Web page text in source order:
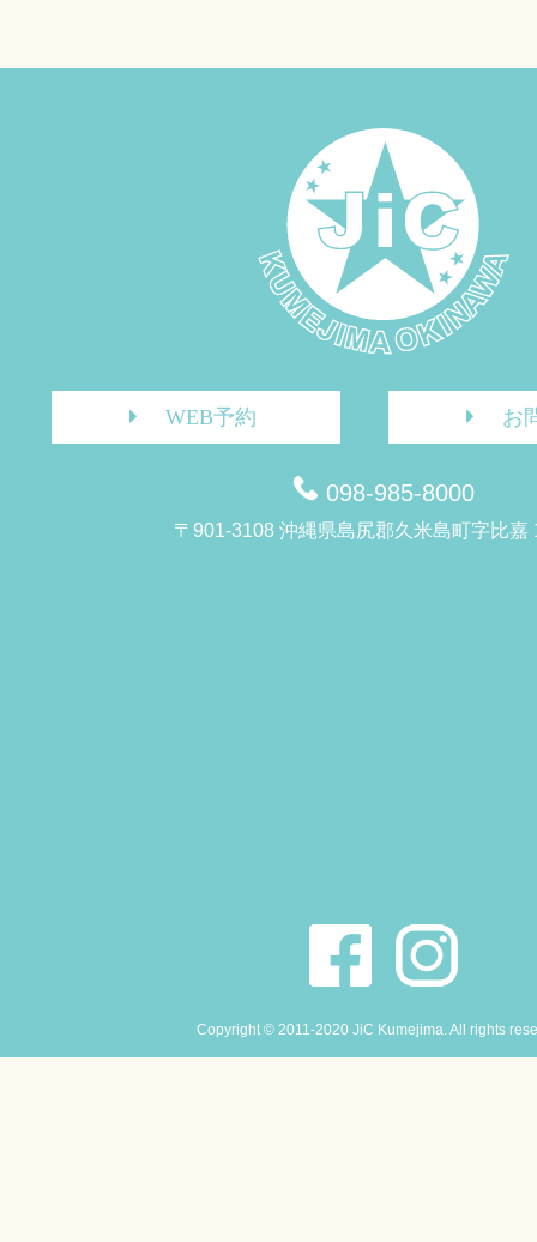
WEB予約 お
098-985-8000
〒901-3108 沖縄県島尻郡久米島町字比嘉
Copyright © 2011-2020 JiC Kumejima. All rights